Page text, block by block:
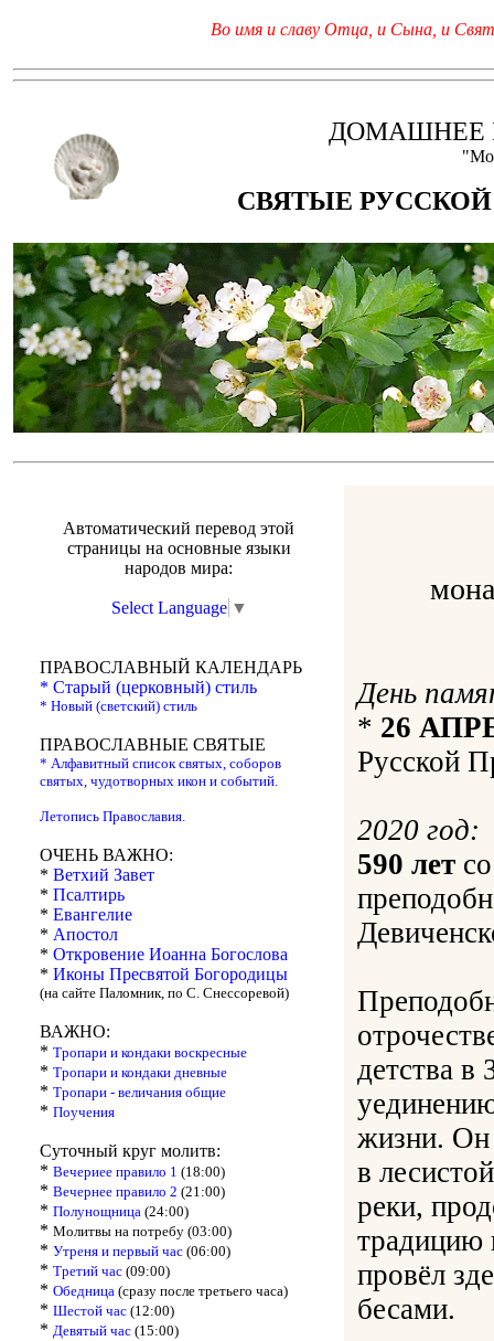
Во имя и славу Отца, и Сына, и
ДОМАШНЕЕ
СВЯТЫЕ
Автоматический перевод этой
страницы на основные языки
народов мира:
Select Language ▼
ПРАВОСЛАВНЫЙ КАЛЕНДАРЬ
* Старый (церковный) стиль
* Новый (светский) стиль
ПРАВОСЛАВНЫЕ СВЯТЫЕ
* Алфавитный список святых, соборов
святых, чудотворных икон и событий.
Летопись Православия.
ОЧЕНЬ ВАЖНО:
* Ветхий Завет
* Псалтирь
* Евангелие
* Апостол
* Откровение Иоанна Богослова
* Иконы Пресвятой Богородицы
(на сайте Паломник, по С. Снессоревой)
ВАЖНО:
* Тропари и кондаки воскресные
* Тропари и кондаки дневные
* Тропари - величания общие
* Поучения
Суточный круг молитв:
* Вечериее правило 1 (18:00)
* Вечернее правило 2 (21:00)
* Полунощница (24:00)
* Молитвы на потребу (03:00)
* Утреня и первый час (06:00)
* Третий час (09:00)
* Обедница (сразу после третьего часа)
* Шестой час (12:00)
* Девятый час (15:00)
День
* 26
Русской
2020 год:
590 лет
детства в
жизни. Он
в
реки,
традицию
провёл
бесами.